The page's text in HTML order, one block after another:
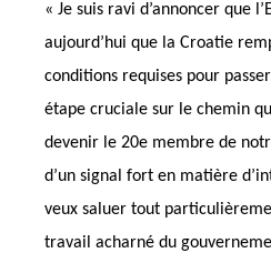
« Je suis ravi d’annoncer que
aujourd’hui que la Croatie
conditions requises pour passer
étape cruciale sur le chemin
devenir le 20e membre de
d’un signal fort en matière
veux saluer tout
travail acharné du